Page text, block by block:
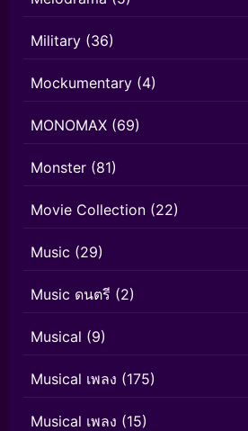
Military (36)
Mockumentary (4)
MONOMAX (69)
Monster (81)
Movie Collection (22)
Music (29)
Music ดนตรี (2)
Musical (9)
Musical เพลง (175)
Musical เพลง (15)